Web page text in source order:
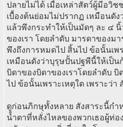
ปลายไม่ได้ เมื่อเหล่าสัตว์ผู้มีอวิ
เบื้องต้นย่อมไม่ปรากฏ เหมือนดั
แล้วพึงกระทำให้เป็นมัดๆ ละ ๔
ของเรา โดยลำดับ มารดาของ
พึงถึงการหมดไป สิ้นไป ข้อนั้นเพ
เหมือนดังว่าบุรุษปั้นปฐพีนี้ให้เป็น
บิดาของบิดาของเราโดยลำดับ
ไป ข้อนั้นเพราะเหตุใด เพราะว่
ดูก่อนภิกษุทั้งหลาย สังสาระนี้กำ
น้ำตาที่หลั่งไหลของพวกเธอผู้ท่อ